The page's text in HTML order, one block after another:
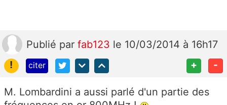
Publié par fab123 le 10/03/2014 à 16h17
!
citer + -
M. Lombardini a aussi parlé d'un partie des